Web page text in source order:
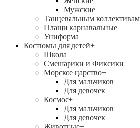
Мужские
Танцевальным коллективам
Плащи карнавальные
Униформа
Костюмы для детей+
Школа
Смешарики и Фиксики
Морское царство+
Для мальчиков
Для девочек
Космос+
Для мальчиков
Для девочек
Животные+